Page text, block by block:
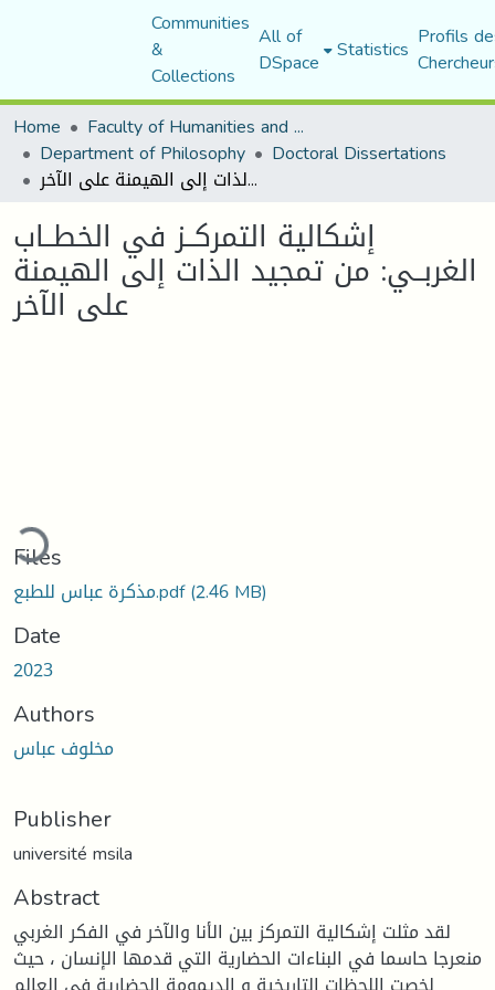
Communities
&
Collections
All of
DSpace Statistics Profils
Home
Faculty of Humanities and Social Sciences
Department of Philosophy Doctoral Dissertations
إشكالية التمركــز في الخطــاب الغربــي: من تمجيد الذات إلى الهيمنة على الآخر
إشكالية التمركــز في الخطــاب
الغربــي: من تمجيد الذات إلى الهيمنة
على الآخر
Files
مذكرة عباس للطبع.pdf(2.46 MB)
Date
2023
Authors
مخلوف عباس
Publisher
université msila
Abstract
لقد مثلت إشكالية التمركز بين الأنا والآخر في الفكر الغربي
منعرجا حاسما في البناءات الحضارية التي قدمها الإنسان ، حيث